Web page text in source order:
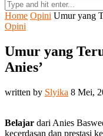
Home Opini Umur yang
Opini
Umur yang
Anies’
written by Slyika 8 Mei,
Belajar dari Anies
kecerdasan dan prestasi